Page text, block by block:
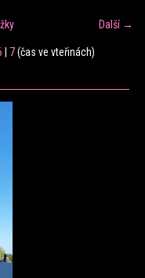
Další →
7(čas ve vteřinách)